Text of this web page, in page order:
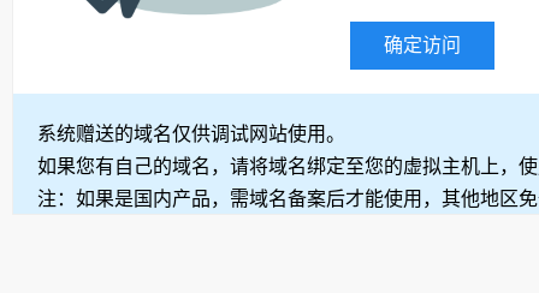
确定访问
系统赠送的域名仅供调试网站使用。
如果您有自己的域名，请将域名绑定至您的虚拟主机上，
注：如果是国内产品，需域名备案后才能使用，其他地区